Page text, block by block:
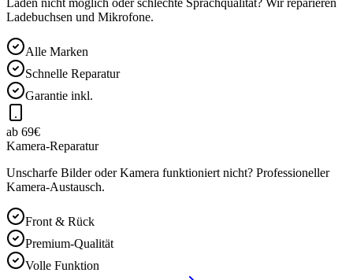
Laden nicht möglich oder schlechte Sprachqualität? Wir reparieren
Ladebuchsen und Mikrofone.
Alle Marken
Schnelle Reparatur
Garantie inkl.
ab 69€
Kamera-Reparatur
Unscharfe Bilder oder Kamera funktioniert nicht? Professioneller
Kamera-Austausch.
Front & Rück
Premium-Qualität
Volle Funktion